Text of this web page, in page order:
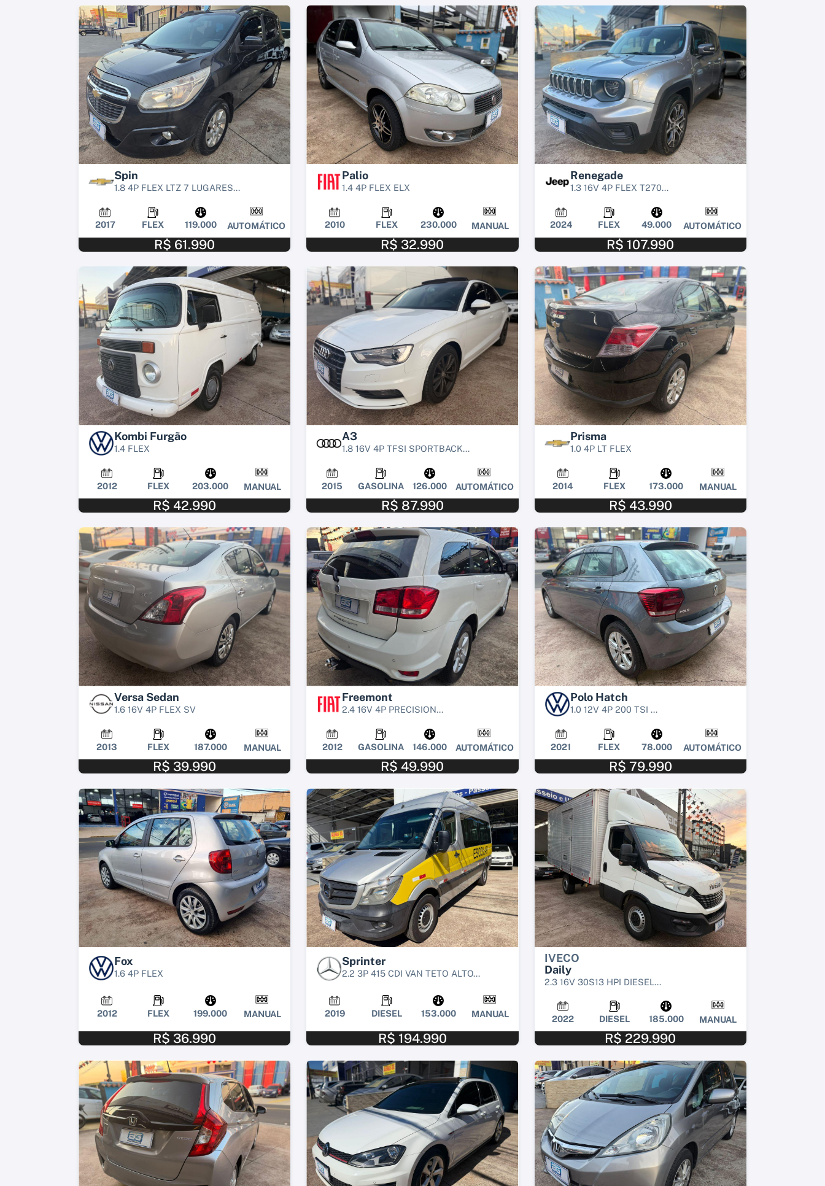
Spin
1.8 4P FLEX LTZ 7 LUGARES...
2017 FLEX 119.000 AUTOMÁTICO
R$ 61.990
Palio
1.4 4P FLEX ELX
2010 FLEX 230.000 MANUAL
R$ 32.990
Renegade
1.3 16V 4P FLEX T270...
2024 FLEX 49.000 AUTOMÁTICO
R$ 107.990
Kombi Furgão
1.4 FLEX
2012 FLEX 203.000 MANUAL
R$ 42.990
A3
1.8 16V 4P TFSI SPORTBACK...
2015 GASOLINA 126.000 AUTOMÁTICO
R$ 87.990
Prisma
1.0 4P LT FLEX
2014 FLEX 173.000 MANUAL
R$ 43.990
Versa Sedan
1.6 16V 4P FLEX SV
2013 FLEX 187.000 MANUAL
R$ 39.990
Freemont
2.4 16V 4P PRECISION...
2012 GASOLINA 146.000 AUTOMÁTICO
R$ 49.990
Polo Hatch
1.0 12V 4P 200 TSI ...
2021 FLEX 78.000 AUTOMÁTICO
R$ 79.990
Fox
1.6 4P FLEX
2012 FLEX 199.000 MANUAL
R$ 36.990
Sprinter
2.2 3P 415 CDI VAN TETO ALTO...
2019 DIESEL 153.000 MANUAL
R$ 194.990
IVECO
Daily
2.3 16V 30S13 HPI DIESEL...
2022 DIESEL 185.000 MANUAL
R$ 229.990